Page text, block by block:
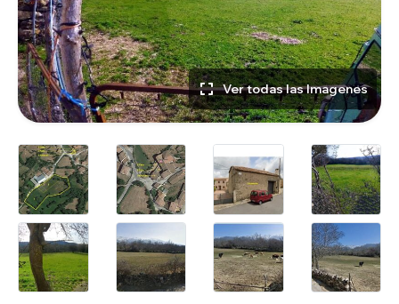
Ver todas las Imagenes